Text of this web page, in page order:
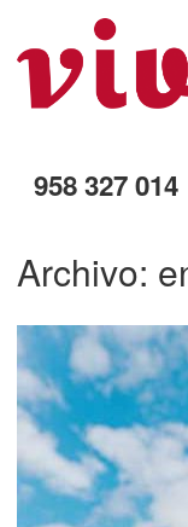
958 327 014
Archivo: